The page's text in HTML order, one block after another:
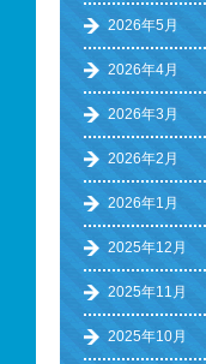
2026年5月
2026年4月
2026年3月
2026年2月
2026年1月
2025年12月
2025年11月
2025年10月